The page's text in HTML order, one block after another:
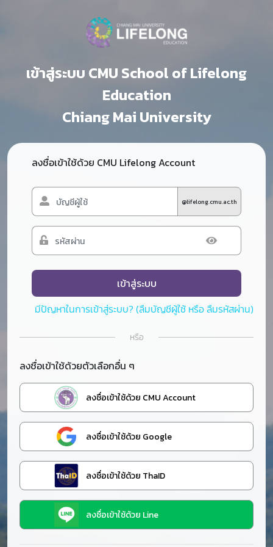
เข้าสู่ระบบ CMU School of Lifelong
Education
Chiang Mai University
ลงชื่อเข้าใช้ด้วยตัวเลือกอื่น ๆ
ลงชื่อเข้าใช้ด้วย CMU Account
ลงชื่อเข้าใช้ด้วย Google
ลงชื่อเข้าใช้ด้วย ThaID
ลงชื่อเข้าใช้ด้วย Line
หรือ
ลงชื่อเข้าใช้ด้วย CMU Lifelong Account
@lifelong.cmu.ac.th
เข้าสู่ระบบ
มีปัญหาในการเข้าสู่ระบบ? (ลืมบัญชีผู้ใช้ หรือ ลืมรหัสผ่าน)